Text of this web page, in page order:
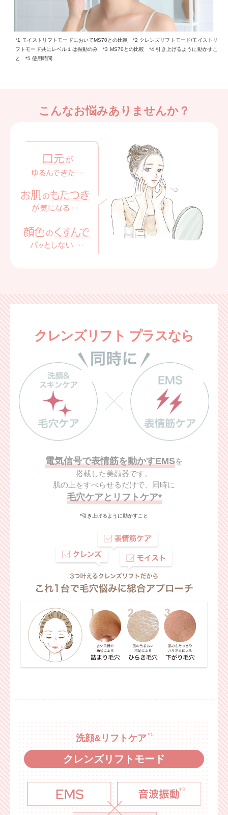
*1 モイストリフトモードにおいてMS70との比較 *2 クレンズリフトモード/モイストリ
フトモード共にレベル１は振動のみ*3 MS70との比較 *4 引き上げるように動かすこ
と *5 使用時間
こんなお悩みありませんか？
クレンズリフト プラスなら
電気信号で表情筋を動かすEMSを
搭載した美顔器です。
肌の上をすべらせるだけで、同時に
毛穴ケアとリフトケア*
*引き上げるように動かすこと
洗顔&リフトケア＊1
クレンズリフトモード